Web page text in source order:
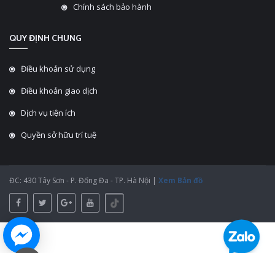
Chính sách bảo hành
QUY ĐỊNH CHUNG
Điều khoản sử dụng
Điều khoản giao dịch
Dịch vụ tiện ích
Quyền sở hữu trí tuệ
ĐC: 430 Tây Sơn - P. Đống Đa - TP. Hà Nội | Xem Bản đồ